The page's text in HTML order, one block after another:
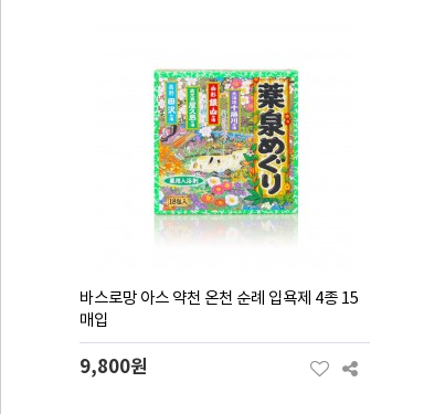
바스로망 아스 약천 온천 순례 입욕제 4종 15
매입
9,800원